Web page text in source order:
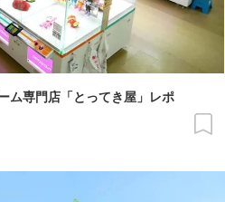
ム専門店「とってき屋」レポ